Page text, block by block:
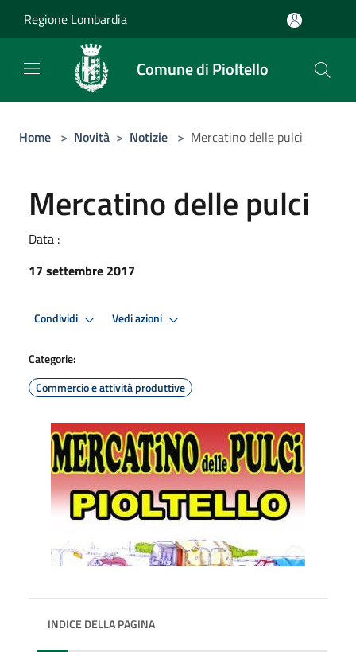
Regione Lombardia
Comune di Pioltello
Home > Novità > Notizie > Mercatino delle pulci
Mercatino delle pulci
Data :
17 settembre 2017
Condividi Vedi azioni
Categorie:
Commercio e attività produttive
INDICE DELLA PAGINA